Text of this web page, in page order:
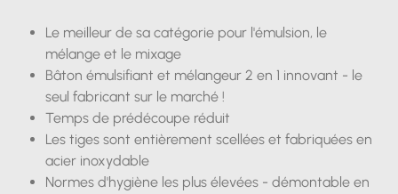
Le meilleur de sa catégorie pour l'émulsion, le
mélange et le mixage
Bâton émulsifiant et mélangeur 2 en 1 innovant - le
seul fabricant sur le marché !
Temps de prédécoupe réduit
Les tiges sont entièrement scellées et fabriquées en
acier inoxydable
Normes d'hygiène les plus élevées - démontable en